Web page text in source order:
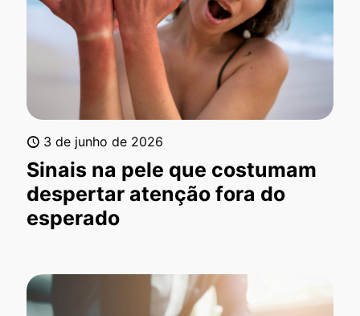
3 de junho de 2026
Sinais na pele que costumam
despertar atenção fora do
esperado